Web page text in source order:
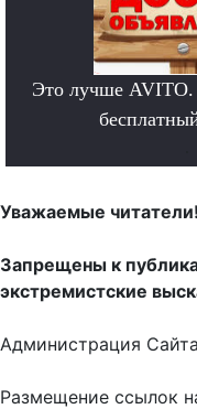
Это лучше
Уважаемые читатели!
Запрещены к
экстремистские
Администрация
Размещение ссылок